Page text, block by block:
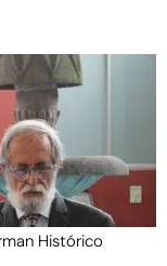
Histórico